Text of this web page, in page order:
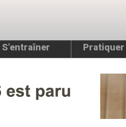
S’entraîner Pratiquer